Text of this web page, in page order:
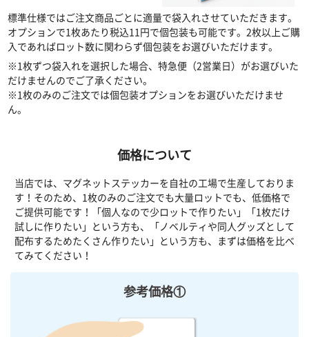
標準仕様ではご注文商品ごとに適量で袋入れさせていただきます。
オプションで1枚あたり税込11円で個包装も可能です。2枚以上ご購
入であればロット数に関わらず個包装をお選びいただけます。
※1枚ずつ袋入れを選択した場合、特急便（2営業日）がお選びいた
だけませんのでご了承ください。
※1枚のみのご注文では個包装オプションをお選びいただけませ
ん。
価格について
当店では、マグネットステッカーを自社の工場で生産しておりま
す！そのため、1枚のみのご注文でも大量ロットでも、低価格で
ご提供可能です！「個人なので少ロットで作りたい」「1枚だけ
試しに作りたい」という方も、「ノベルティや同人グッズとして
配布するためたくさん作りたい」という方も、まずは価格を比べ
てみてください！
参考価格①